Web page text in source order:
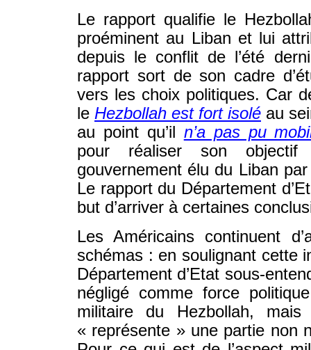
Le rapport qualifie le
proéminent au Liban et lui
depuis le conflit de l’été
rapport sort de son cadre
vers les choix politiques. Car
le Hezbollah est fort isolé au
au point qu’il n’a pas pu
pour réaliser son
gouvernement élu du Liban
Le rapport du Département
but d’arriver à certaines
Les Américains continuent
schémas : en soulignant cette
Département d’Etat sous-
négligé comme force
militaire du Hezbollah,
« représente » une partie non